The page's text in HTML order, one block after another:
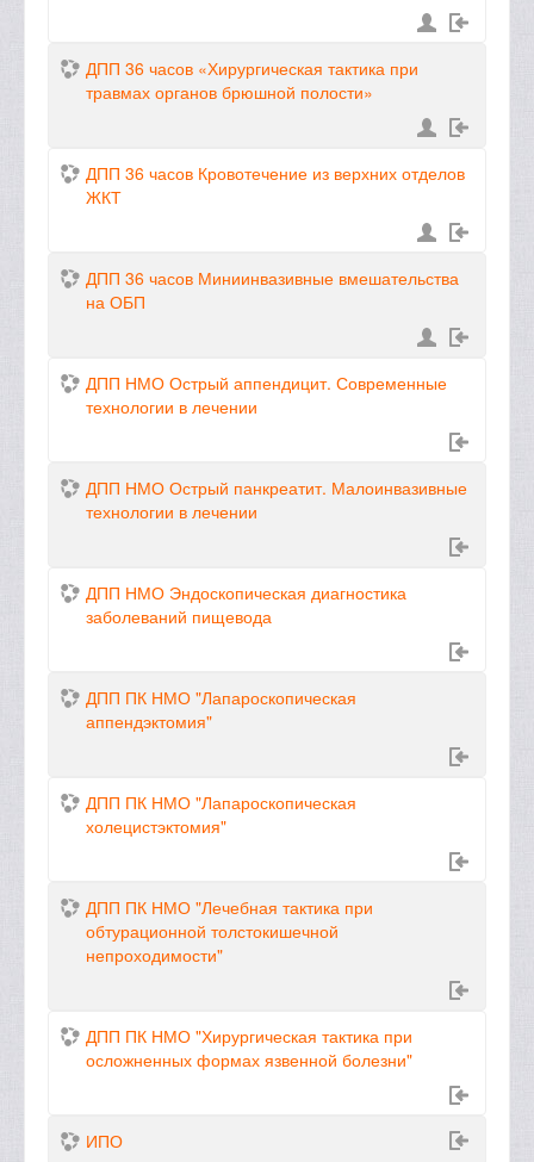
ДПП 36 часов «Хирургическая тактика при
травмах органов брюшной полости»
ДПП 36 часов Кровотечение из верхних отделов
ЖКТ
ДПП 36 часов Миниинвазивные вмешательства
на ОБП
ДПП НМО Острый аппендицит. Современные
технологии в лечении
ДПП НМО Острый панкреатит. Малоинвазивные
технологии в лечении
ДПП НМО Эндоскопическая диагностика
заболеваний пищевода
ДПП ПК НМО "Лапароскопическая
аппендэктомия"
ДПП ПК НМО "Лапароскопическая
холецистэктомия"
ДПП ПК НМО "Лечебная тактика при
обтурационной толстокишечной
непроходимости"
ДПП ПК НМО "Хирургическая тактика при
осложненных формах язвенной болезни"
ИПО